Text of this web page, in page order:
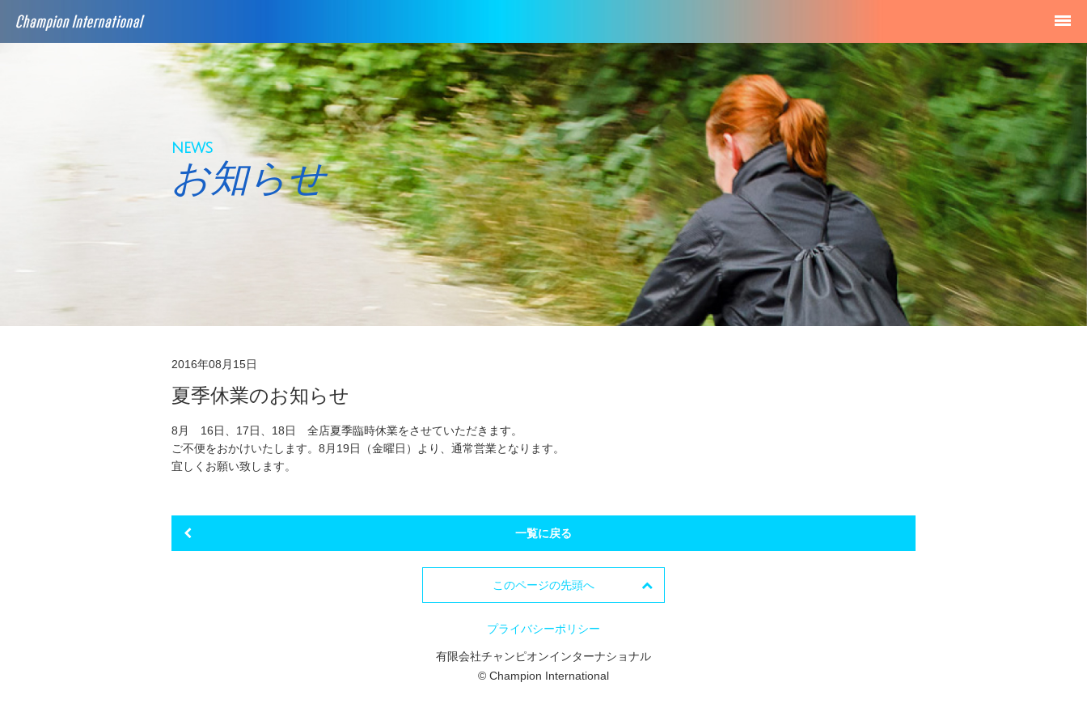
news
お知らせ
2016年08月15日
夏季休業のお知らせ
8月 16日、17日、18日 全店夏季臨時休業をさせていただきます。
ご不便をおかけいたします。8月19日（金曜日）より、通常営業となります。
宜しくお願い致します。
一覧に戻る
このページの先頭へ
プライバシーポリシー
有限会社チャンピオンインターナショナル
© Champion International